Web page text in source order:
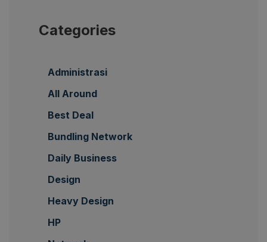
Categories
Administrasi
All Around
Best Deal
Bundling Network
Daily Business
Design
Heavy Design
HP